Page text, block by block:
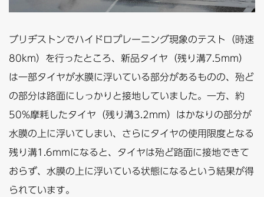
ブリヂストンでハイドロプレーニング現象のテスト（時速
80km）を行ったところ、新品タイヤ（残り溝7.5mm）
は一部タイヤが水膜に浮いている部分があるものの、殆ど
の部分は路面にしっかりと接地していました。一方、約
50%摩耗したタイヤ（残り溝3.2mm）はかなりの部分が
水膜の上に浮いてしまい、さらにタイヤの使用限度となる
残り溝1.6mmになると、タイヤは殆ど路面に接地できて
おらず、水膜の上に浮いている状態になるという結果が得
られています。